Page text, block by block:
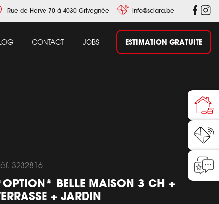
Rue de Herve 70 à 4030 Grivegnée info@sciara.be
CONTACT JOBS ESTIMATION GRATUITE
3232816
BELLE MAISON 3 CH +
+ JARDIN